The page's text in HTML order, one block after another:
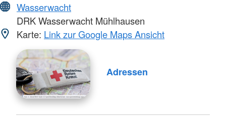
Wasserwacht
DRK Wasserwacht Mühlhausen
Karte: Link zur Google Maps Ansicht
Adressen